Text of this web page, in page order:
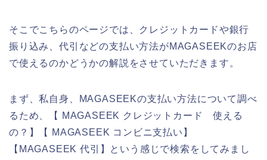
そこでこちらのページでは、クレジットカードや銀行
振り込み、代引などの支払い方法がMAGASEEKのお店
で使えるのかどうかの解説をさせていただきます。
まず、私自身、MAGASEEKの支払い方法について調べ
るため、【 MAGASEEK クレジットカード 使える
の？】【 MAGASEEK コンビニ支払い】
【MAGASEEK 代引】という感じで検索をしてみまし